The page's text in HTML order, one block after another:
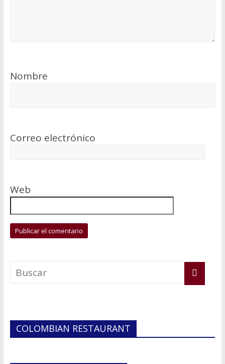
Nombre
Correo electrónico
Web
COLOMBIAN RESTAURANT